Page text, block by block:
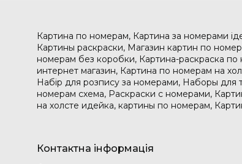
Картина по номерам, Картина за номерами
Картины раскраски, Магазин картин по
номерам без коробки, Картина-раскраска
интернет магазин, Картина по номерам на
Набір для розпису за номерами, Наборы для
номерам схема, Раскраски с номерами,
на холсте идейка, картины по номерам,